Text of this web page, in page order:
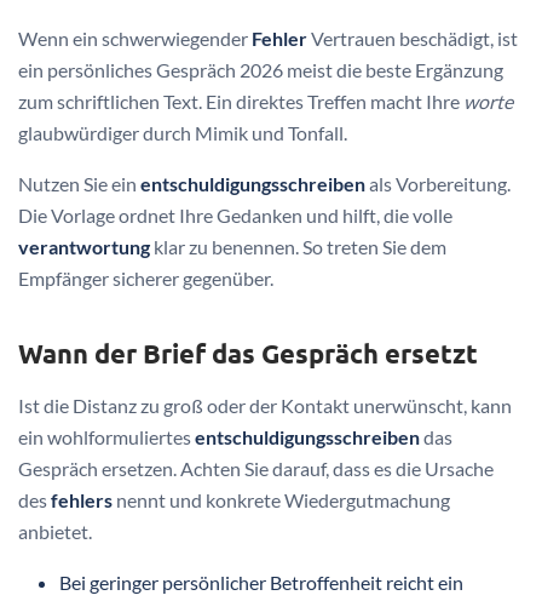
Wenn ein schwerwiegender FehlerVertrauen beschädigt, ist
ein persönliches Gespräch 2026 meist die beste Ergänzung
zum schriftlichen Text. Ein direktes Treffen macht Ihre worte
glaubwürdiger durch Mimik und Tonfall.
Nutzen Sie ein entschuldigungsschreibenals Vorbereitung.
Die Vorlage ordnet Ihre Gedanken und hilft, die volle
verantwortung klar zu benennen. So treten Sie dem
Empfänger sicherer gegenüber.
Wann der Brief das Gespräch ersetzt
Ist die Distanz zu groß oder der Kontakt unerwünscht, kann
ein wohlformuliertesentschuldigungsschreibendas
Gespräch ersetzen. Achten Sie darauf, dass es die Ursache
desfehlers nennt und konkrete Wiedergutmachung
anbietet.
Bei geringer persönlicher Betroffenheit reicht ein